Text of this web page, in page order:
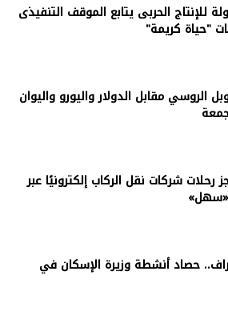
للإنتاج الحربى يتابع الموقف التنفيذى
"حياة كريمة"
الروسي مقابل الدولار واليورو واليوان
رحلات شركات نقل الركاب إلكترونيًا عبر
حصاد أنشطة وزيرة الإسكان في